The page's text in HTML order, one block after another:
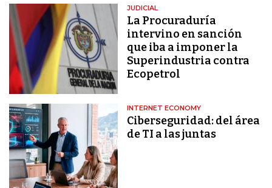
JUDICIAL
La Procuraduría
intervino en sanción
que iba a imponer la
Superindustria contra
Ecopetrol
INTERNET ECONOMY
Ciberseguridad: del área
de TI a las juntas